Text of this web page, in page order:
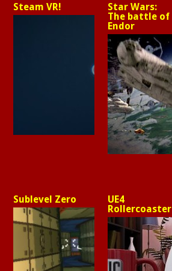
Steam VR!
Star Wars:
The battle of
Endor
Sublevel Zero
UE4
Rollercoaster